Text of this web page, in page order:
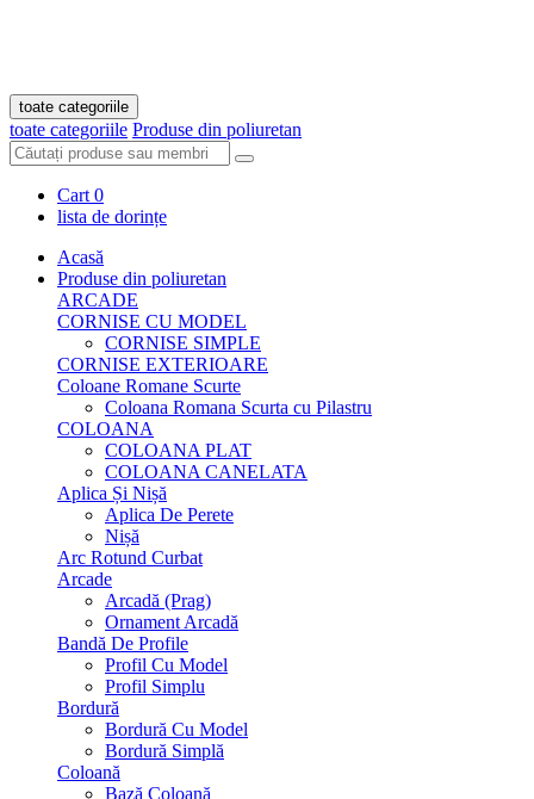
toate categoriile
toate categoriile Produse din poliuretan
Cart 0
lista de dorințe
Acasă
Produse din poliuretan
ARCADE
CORNISE CU MODEL
CORNISE SIMPLE
CORNISE EXTERIOARE
Coloane Romane Scurte
Coloana Romana Scurta cu Pilastru
COLOANA
COLOANA PLAT
COLOANA CANELATA
Aplica Și Nișă
Aplica De Perete
Nișă
Arc Rotund Curbat
Arcade
Arcadă (Prag)
Ornament Arcadă
Bandă De Profile
Profil Cu Model
Profil Simplu
Bordură
Bordură Cu Model
Bordură Simplă
Coloană
Bază Coloană